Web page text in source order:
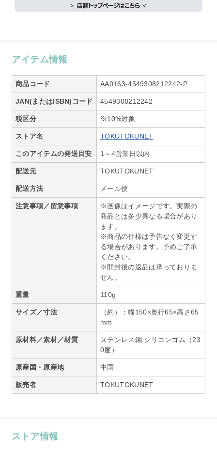
アイテム情報
商品コード AA0163-4549308212242-P
JAN(またはISBN)コード 4549308212242
税区分 ※10%対象
ストア名 TOKUTOKUNET
このアイテムの発送目安 1～4営業日以内
配送元 TOKUTOKUNET
配送方法 メール便
注意事項／留意事項
※画像はイメージです。実際の
商品とは多少異なる場合があり
ます。
※商品の仕様は予告なく変更す
る場合があります。予めご了承
ください。
※開封後の返品は承っておりま
せん。
重量 110g
サイズ／寸法
（約）：幅150×奥行65×高さ65
mm
原材料／素材／材質
ステンレス鋼 シリコンゴム（23
0度）
原産国・原産地 中国
販売者 TOKUTOKUNET
ストア情報